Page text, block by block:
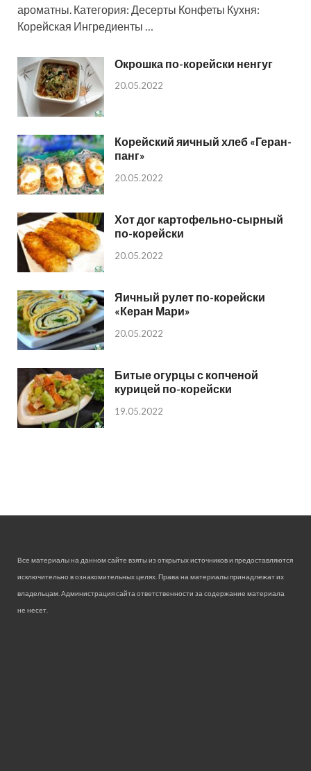
ароматны. Категория: Десерты Конфеты Кухня:
Корейская Ингредиенты …
Окрошка по-корейски ненгуг
20.05.2022
Корейский яичный хлеб «Геран-
панг»
20.05.2022
Хот дог картофельно-сырный
по-корейски
20.05.2022
Яичный рулет по-корейски
«Керан Мари»
20.05.2022
Битые огурцы с копченой
курицей по-корейски
19.05.2022
Все материалы на данном сайте взяты из открытых источников и предоставляются
исключительно в ознакомительных целях. Права на материалы принадлежат их
владельцам. Администрация сайта ответственности за содержание материала
не несет.